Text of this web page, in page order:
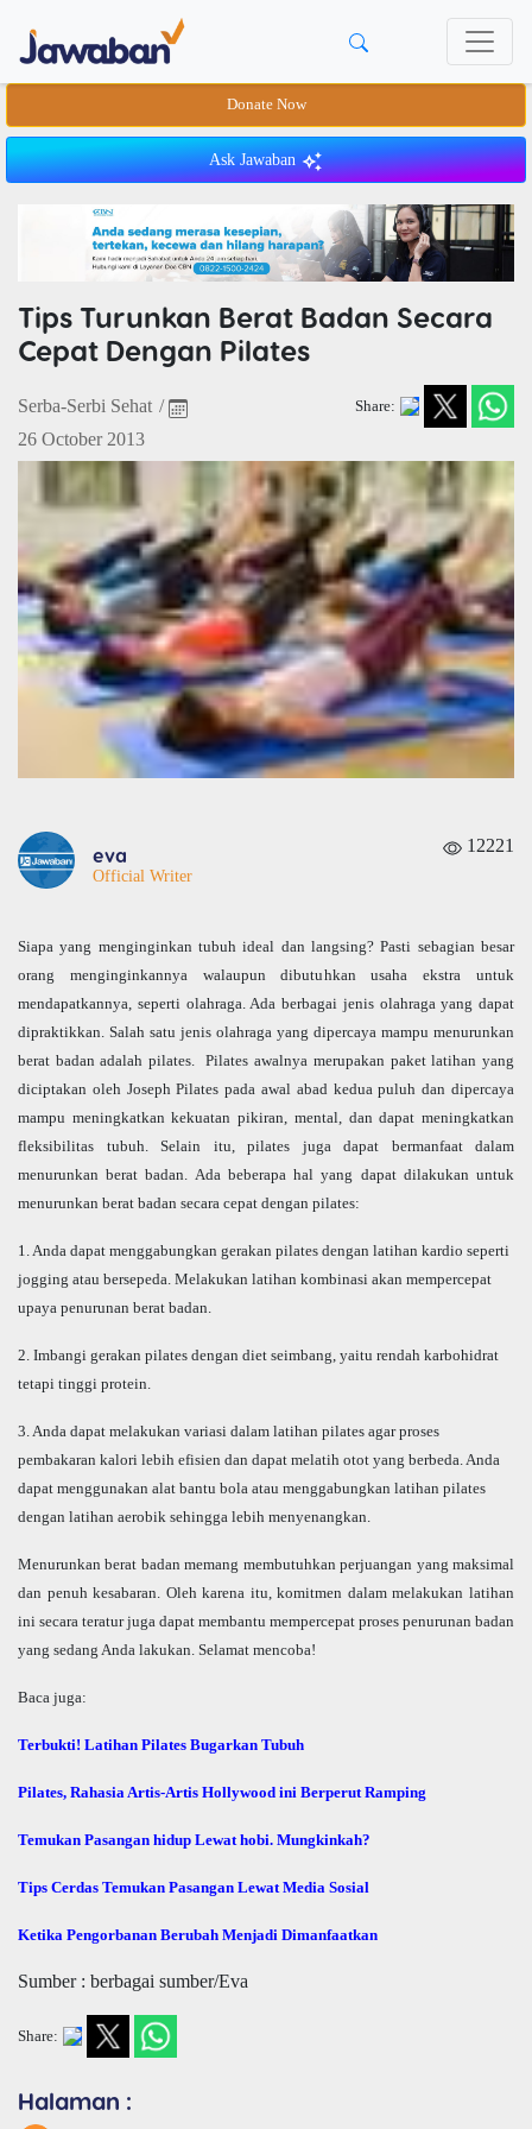
Donate Now
Ask Jawaban
Tips Turunkan Berat Badan Secara
Cepat Dengan Pilates
Serba-Serbi Sehat /
26 October 2013
Share:
eva
Official Writer
12221
Siapa yang menginginkan tubuh ideal dan langsing? Pasti sebagian besar
orang menginginkannya walaupun dibutuhkan usaha ekstra untuk
mendapatkannya, seperti olahraga. Ada berbagai jenis olahraga yang dapat
dipraktikkan. Salah satu jenis olahraga yang dipercaya mampu menurunkan
berat badan adalah pilates. Pilates awalnya merupakan paket latihan yang
diciptakan oleh Joseph Pilates pada awal abad kedua puluh dan dipercaya
mampu meningkatkan kekuatan pikiran, mental, dan dapat meningkatkan
fleksibilitas tubuh. Selain itu, pilates juga dapat bermanfaat dalam
menurunkan berat badan. Ada beberapa hal yang dapat dilakukan untuk
menurunkan berat badan secara cepat dengan pilates:
1. Anda dapat menggabungkan gerakan pilates dengan latihan kardio seperti
jogging atau bersepeda. Melakukan latihan kombinasi akan mempercepat
upaya penurunan berat badan.
2. Imbangi gerakan pilates dengan diet seimbang, yaitu rendah karbohidrat
tetapi tinggi protein.
3. Anda dapat melakukan variasi dalam latihan pilates agar proses
pembakaran kalori lebih efisien dan dapat melatih otot yang berbeda. Anda
dapat menggunakan alat bantu bola atau menggabungkan latihan pilates
dengan latihan aerobik sehingga lebih menyenangkan.
Menurunkan berat badan memang membutuhkan perjuangan yang maksimal
dan penuh kesabaran. Oleh karena itu, komitmen dalam melakukan latihan
ini secara teratur juga dapat membantu mempercepat proses penurunan badan
yang sedang Anda lakukan. Selamat mencoba!
Baca juga:
Terbukti! Latihan Pilates Bugarkan Tubuh
Pilates, Rahasia Artis-Artis Hollywood ini Berperut Ramping
Temukan Pasangan hidup Lewat hobi. Mungkinkah?
Tips Cerdas Temukan Pasangan Lewat Media Sosial
Ketika Pengorbanan Berubah Menjadi Dimanfaatkan
Sumber : berbagai sumber/Eva
Share:
Halaman :